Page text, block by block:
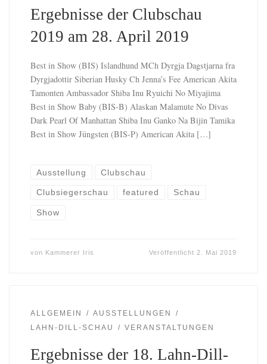
Ergebnisse der Clubschau
2019 am 28. April 2019
Best in Show (BIS) Islandhund MCh Dyrgja Dagstjarna fra
Dyrgjadottir Siberian Husky Ch Jenna’s Fee American Akita
Tamonten Ambassador Shiba Inu Ryuichi No Miyajima
Best in Show Baby (BIS-B) Alaskan Malamute No Divas
Dark Pearl Of Manhattan Shiba Inu Ganko Na Bijin Tamika
Best in Show Jüngsten (BIS-P) American Akita […]
Ausstellung Clubschau
Clubsiegerschau featured Schau
Show
von Kammerer Iris Veröffentlicht 2. Mai 2019
ALLGEMEIN
AUSSTELLUNGEN
LAHN-DILL-SCHAU
VERANSTALTUNGEN
Ergebnisse der 18. Lahn-Dill-